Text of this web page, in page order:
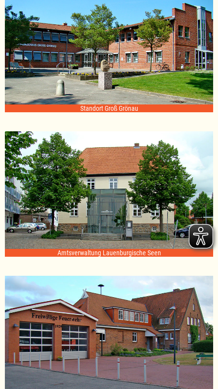
Standort Groß Grönau
Amtsverwaltung Lauenburgische Seen